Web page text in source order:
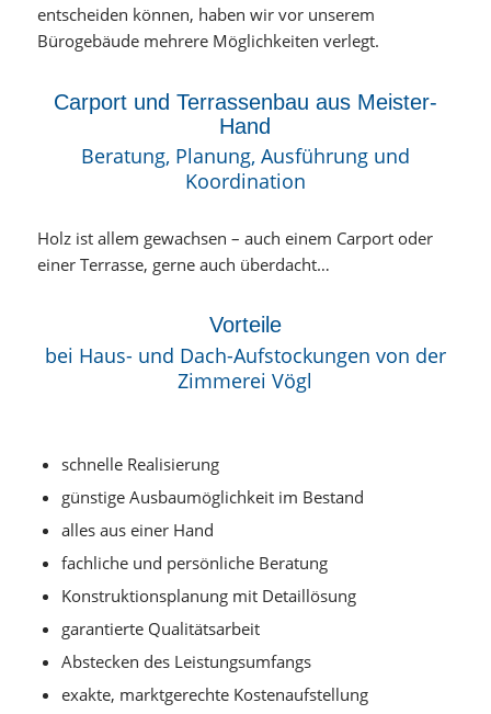
entscheiden können, haben wir vor unserem
Bürogebäude mehrere Möglichkeiten verlegt.
Carport und Terrassenbau aus Meister-
Hand
Beratung, Planung, Ausführung und
Koordination
Holz ist allem gewachsen – auch einem Carport oder
einer Terrasse, gerne auch überdacht…
Vorteile
bei Haus- und Dach-Aufstockungen von der
Zimmerei Vögl
schnelle Realisierung
günstige Ausbaumöglichkeit im Bestand
alles aus einer Hand
fachliche und persönliche Beratung
Konstruktionsplanung mit Detaillösung
garantierte Qualitätsarbeit
Abstecken des Leistungsumfangs
exakte, marktgerechte Kostenaufstellung